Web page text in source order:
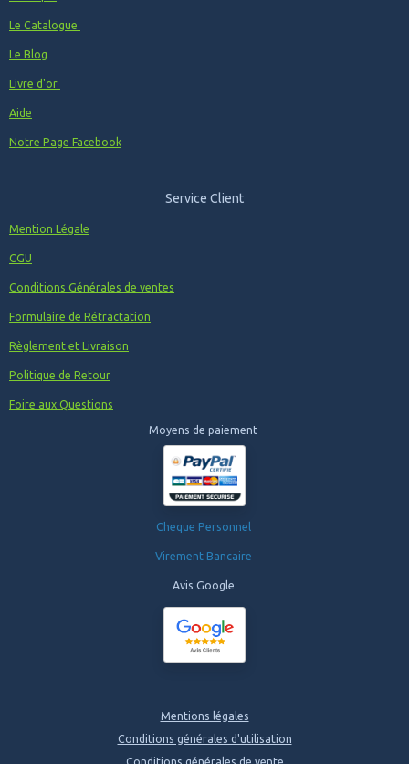
Le Catalogue
Le Blog
Livre d'or
Aide
Notre Page Facebook
Service Client
Mention Légale
CGU
Conditions Générales de ventes
Formulaire de Rétractation
Règlement et Livraison
Politique de Retour
Foire aux Questions
Moyens de paiement
Cheque Personnel
Virement Bancaire
Avis Google
Mentions légales
Conditions générales d'utilisation